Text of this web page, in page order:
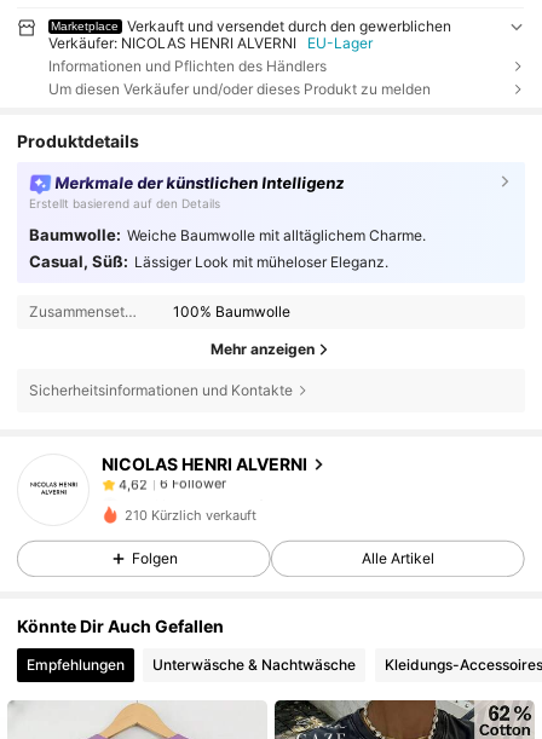
Marketplace
Verkauft und versendet durch den gewerblichen
Verkäufer: NICOLAS HENRI ALVERNI
EU-Lager
Informationen und Pflichten des Händlers
Um diesen Verkäufer und/oder dieses Produkt zu melden
Produktdetails
Merkmale der künstlichen Intelligenz
Erstellt basierend auf den Details
Baumwolle: Weiche Baumwolle mit alltäglichem Charme.
Casual, Süß: Lässiger Look mit müheloser Eleganz.
Zusammensetzung: 100% Baumwolle
Mehr anzeigen
Sicherheitsinformationen und Kontakte
NICOLAS HENRI ALVERNI
4,62
6 Follower
g***i istVor 1 Tag
4,62
6 Follower
4,62
4,62 6 Follower
4,62 6 Follower
210 Kürzlich verkauft
Folgen Alle Artikel
Könnte Dir Auch Gefallen
Empfehlungen Unterwäsche & Nachtwäsche Kleidungs-Accessoires